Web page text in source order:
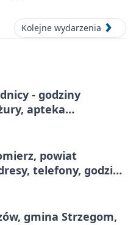
Kolejne wydarzenia
- godziny
apteka
powiat
telefony, godziny
gmina Strzegom,